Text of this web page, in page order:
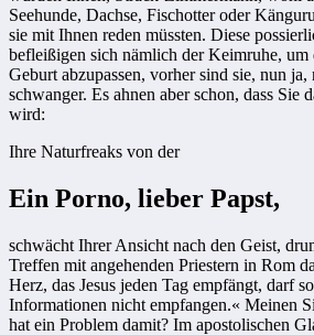
Seehunde, Dachse, Fischotter oder
sie mit Ihnen reden müssten. Diese
befleißigen sich nämlich der Keimruhe,
Geburt abzupassen, vorher sind sie, nun ja,
schwanger. Es ahnen aber schon, dass Sie
wird:
Ihre Naturfreaks von der
Ein Porno, lieber Papst,
schwächt Ihrer Ansicht nach den Geist,
Treffen mit angehenden Priestern in Rom
Herz, das Jesus jeden Tag empfängt, darf
Informationen nicht empfangen.« Meinen
hat ein Problem damit? Im apostolischen